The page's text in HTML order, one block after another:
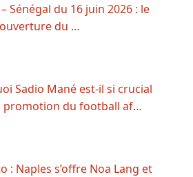
Sénégal du 16 juin 2026 : le
du …
Sadio Mané est-il si crucial
promotion du football af…
: Naples s’offre Noa Lang et